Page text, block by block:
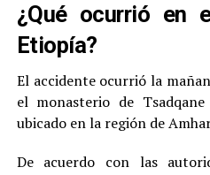
¿Qué ocurrió en
Etiopía?
El accidente ocurrió la
el monasterio de
ubicado en la región de
De acuerdo con las